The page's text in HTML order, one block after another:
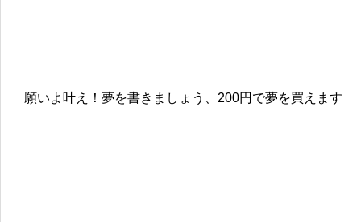
願いよ叶え！夢を書きましょう、200円で夢を買えます